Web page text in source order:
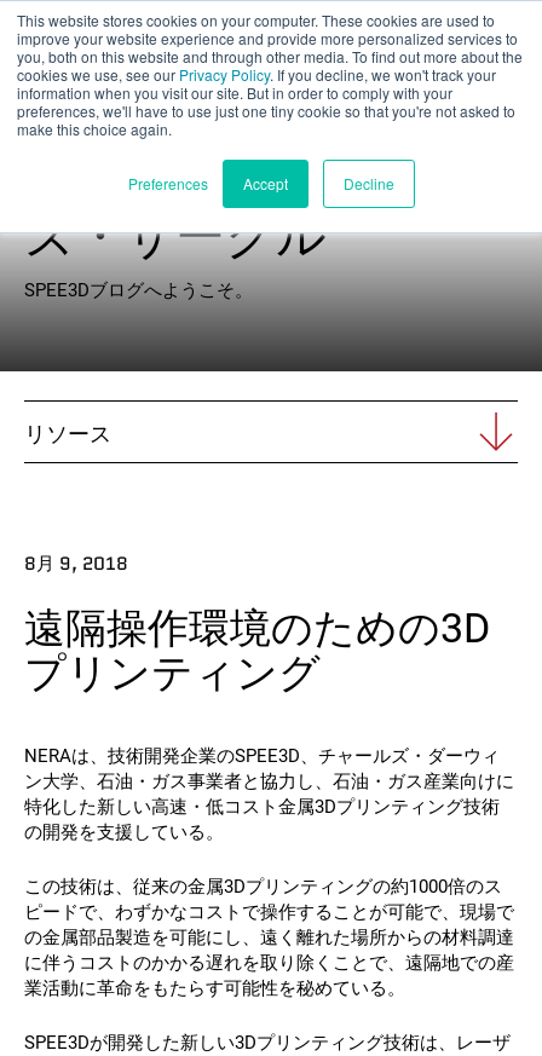
This website stores cookies on your computer. These cookies are used to
improve your website experience and provide more personalized services to
you, both on this website and through other media. To find out more about the
cookies we use, see our Privacy Policy. If you decline, we won't track your
information when you visit our site. But in order to comply with your
preferences, we'll have to use just one tiny cookie so that you're not asked to
make this choice again.
Preferences Accept Decline
パート評価
製品紹介
材料
フォローする
X フェイスブックLinkedIn ユーチューブ
エクスプローラー
ズ・サークル
SPEE3Dブログへようこそ。
リソース
8月 9, 2018
遠隔操作環境のための3D
プリンティング
NERAは、技術開発企業のSPEE3D、チャールズ・ダーウィ
ン大学、石油・ガス事業者と協力し、石油・ガス産業向けに
特化した新しい高速・低コスト金属3Dプリンティング技術
の開発を支援している。
この技術は、従来の金属3Dプリンティングの約1000倍のス
ピードで、わずかなコストで操作することが可能で、現場で
の金属部品製造を可能にし、遠く離れた場所からの材料調達
に伴うコストのかかる遅れを取り除くことで、遠隔地での産
業活動に革命をもたらす可能性を秘めている。
SPEE3Dが開発した新しい3Dプリンティング技術は、レーザ